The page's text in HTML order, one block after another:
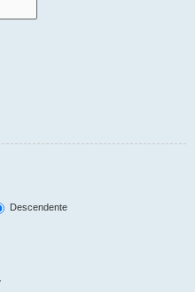
Descendente